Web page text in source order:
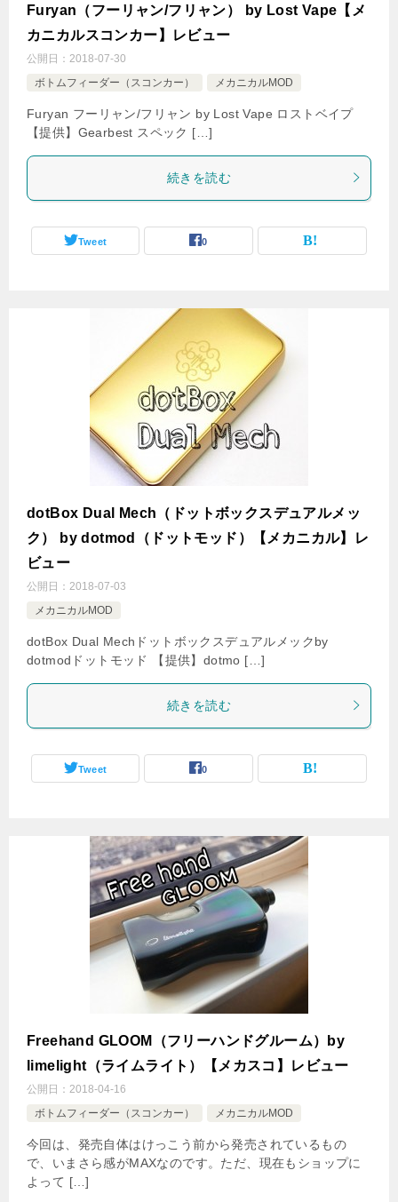
Furyan（フーリャン/フリャン） by Lost Vape【メ
カニカルスコンカー】レビュー
公開日： 2018-07-30
ボトムフィーダー（スコンカー）
メカニカルMOD
Furyan フーリャン/フリャン by Lost Vape ロストベイプ
【提供】Gearbest スペック […]
続きを読む
Tweet 0
dotBox Dual Mech（ドットボックスデュアルメッ
ク） by dotmod（ドットモッド）【メカニカル】レ
ビュー
公開日： 2018-07-03
メカニカルMOD
dotBox Dual Mechドットボックスデュアルメックby
dotmodドットモッド 【提供】dotmo […]
続きを読む
Tweet 0
Freehand GLOOM（フリーハンドグルーム）by
limelight（ライムライト）【メカスコ】レビュー
公開日： 2018-04-16
ボトムフィーダー（スコンカー）
メカニカルMOD
今回は、発売自体はけっこう前から発売されているもの
で、いまさら感がMAXなのです。ただ、現在もショップに
よって […]